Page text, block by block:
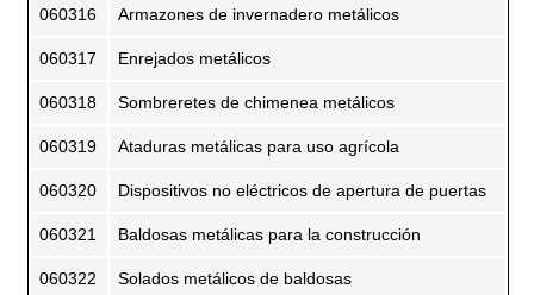
060316 Armazones de invernadero metálicos
060317 Enrejados metálicos
060318 Sombreretes de chimenea metálicos
060319 Ataduras metálicas para uso agrícola
060320 Dispositivos no eléctricos de apertura de puertas
060321 Baldosas metálicas para la construcción
060322 Solados metálicos de baldosas